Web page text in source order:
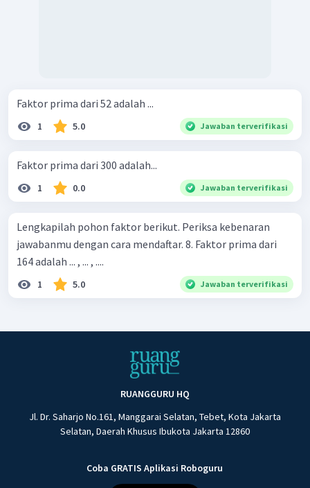
Faktor prima dari 52 adalah ...
1 5.0 Jawaban terverifikasi
Faktor prima dari 300 adalah...
1 0.0 Jawaban terverifikasi
Lengkapilah pohon faktor berikut. Periksa kebenaran
jawabanmu dengan cara mendaftar. 8. Faktor prima dari
164 adalah ... , ... , ....
1 5.0 Jawaban terverifikasi
RUANGGURU HQ
Jl. Dr. Saharjo No.161, Manggarai Selatan, Tebet, Kota Jakarta
Selatan, Daerah Khusus Ibukota Jakarta 12860
Coba GRATIS Aplikasi Roboguru